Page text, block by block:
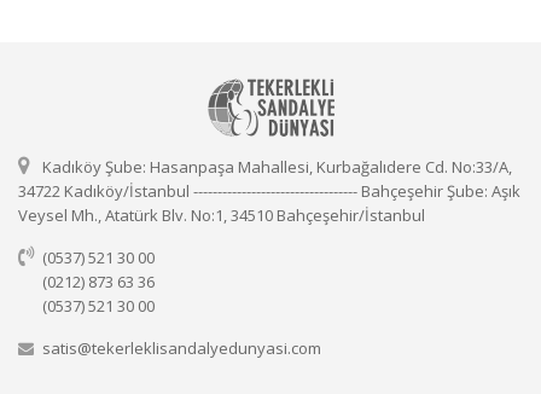
Kadıköy Şube: Hasanpaşa Mahallesi, Kurbağalıdere Cd. No:33/A,
34722 Kadıköy/İstanbul ---------------------------------- Bahçeşehir Şube: Aşık
Veysel Mh., Atatürk Blv. No:1, 34510 Bahçeşehir/İstanbul
(0537) 521 30 00
(0212) 873 63 36
(0537) 521 30 00
satis@tekerleklisandalyedunyasi.com